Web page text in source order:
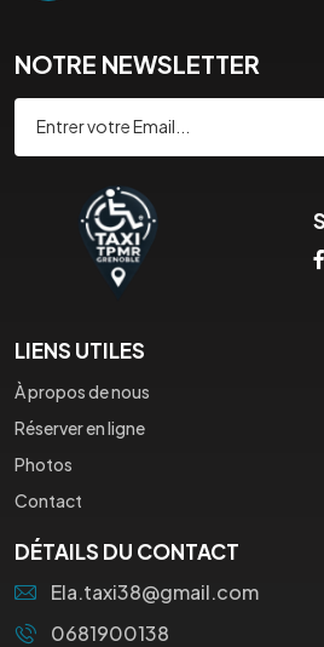
NOTRE NEWSLETTER
LIENS UTILES
À propos de nous
Réserver en ligne
Photos
Contact
DÉTAILS DU CONTACT
Ela.taxi38@gmail.com
0681900138